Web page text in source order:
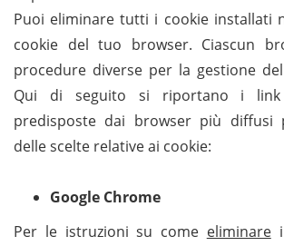
Puoi eliminare tutti i cookie installati
cookie del tuo browser. Ciascun
procedure diverse per la gestione
Qui di seguito si riportano i link
predisposte dai browser più diffusi
delle scelte relative ai cookie:
Google Chrome
Per le istruzioni su come eliminarei